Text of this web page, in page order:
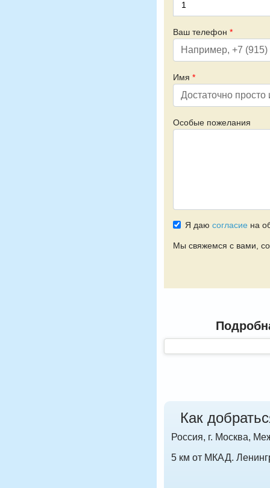
Ваш телефон *
Имя *
Особые пожелания
Я даю согласие на
Мы свяжемся с вами,
Как
Россия, г. Москва,
5 км от МКАД.